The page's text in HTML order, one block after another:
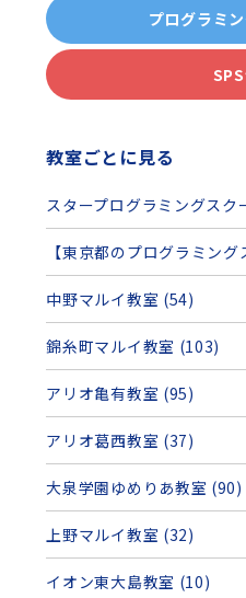
プログラミ
教室ごとに見る
スタープログラミングスク
【東京都のプログラミン
中野マルイ教室 (54)
錦糸町マルイ教室 (103)
アリオ亀有教室 (95)
アリオ葛西教室 (37)
大泉学園ゆめりあ教室 (90)
上野マルイ教室 (32)
イオン東大島教室 (10)